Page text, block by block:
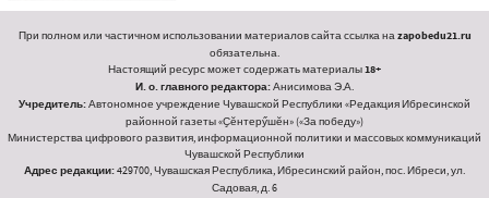
При полном или частичном использовании материалов сайта ссылка наzapobedu21.ru
обязательна.
Настоящий ресурс может содержать материалы18+
И. о. главного редактора:Анисимова Э.А.
Учредитель:Автономное учреждение Чувашской Республики «Редакция Ибресинской
районной газеты «Ҫӗнтерӳшӗн» («За победу»)
Министерства цифрового развития, информационной политики и массовых коммуникаций
Чувашской Республики
Адрес редакции:429700, Чувашская Республика, Ибресинский район, пос. Ибреси, ул.
Садовая, д. 6